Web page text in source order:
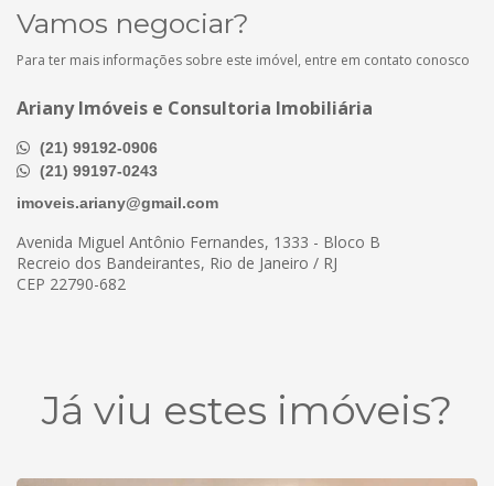
Vamos negociar?
Para ter mais informações sobre este imóvel, entre em contato conosco
Ariany Imóveis e Consultoria Imobiliária
(21) 99192-0906
(21) 99197-0243
imoveis.ariany@gmail.com
Avenida Miguel Antônio Fernandes, 1333 - Bloco B
Recreio dos Bandeirantes, Rio de Janeiro / RJ
CEP 22790-682
Já viu estes imóveis?